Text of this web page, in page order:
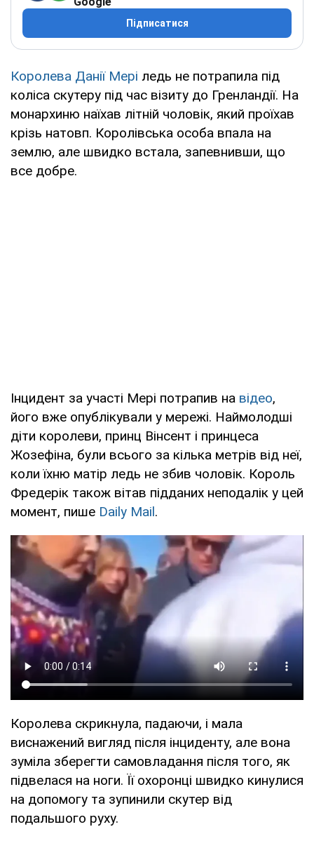
Підписатися
Королева Данії Мері ледь не потрапила під
коліса скутеру під час візиту до Гренландії. На
монархиню наїхав літній чоловік, який проїхав
крізь натовп. Королівська особа впала на
землю, але швидко встала, запевнивши, що
все добре.
Інцидент за участі Мері потрапив на відео,
його вже опублікували у мережі. Наймолодші
діти королеви, принц Вінсент і принцеса
Жозефіна, були всього за кілька метрів від неї,
коли їхню матір ледь не збив чоловік. Король
Фредерік також вітав підданих неподалік у цей
момент, пише Daily Mail.
Королева скрикнула, падаючи, і мала
виснажений вигляд після інциденту, але вона
зуміла зберегти самовладання після того, як
підвелася на ноги. Її охоронці швидко кинулися
на допомогу та зупинили скутер від
подальшого руху.